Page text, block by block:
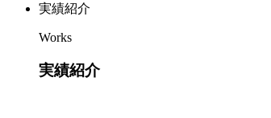
実績紹介
Works
実績紹介